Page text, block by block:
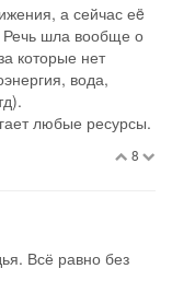
а сейчас еë
Речь шла вообще о
которые нет
вода,
любые ресурсы.
8
Всё равно без